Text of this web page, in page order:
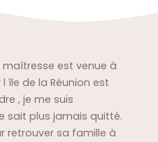
maîtresse est venue à
île de la Réunion est
, je me suis
sait plus jamais quitté.
retrouver sa famille à